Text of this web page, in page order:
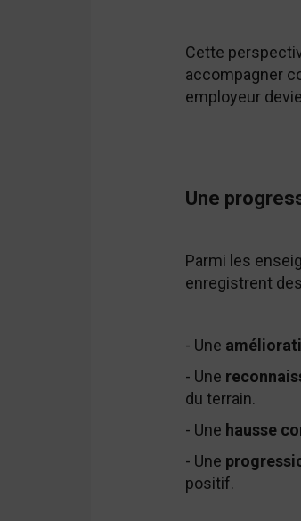
Cette
accompagner
employeur
Une
Parmi les
enregistrent
- Une
- Une
du terrain.
- Une hausse
- Une
positif.